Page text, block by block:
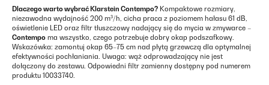
Dlaczego warto wybrać Klarstein Contempo? Kompaktowe rozmiary,
niezawodna wydajność 200 m³/h, cicha praca z poziomem hałasu 61 dB,
oświetlenie LED oraz filtr tłuszczowy nadający się do mycia w zmywarce –
Contempo ma wszystko, czego potrzebuje dobry okap podszafkowy.
Wskazówka: zamontuj okap 65–75 cm nad płytą grzewczą dla optymalnej
efektywności pochłaniania. Uwaga: wąż odprowadzający nie jest
dołączony do zestawu. Odpowiedni filtr zamienny dostępny pod numerem
produktu 10033740.